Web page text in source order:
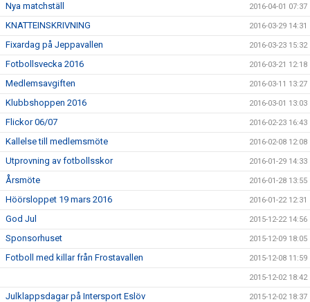
Nya matchställ 2016-04-01 07:37
KNATTEINSKRIVNING 2016-03-29 14:31
Fixardag på Jeppavallen 2016-03-23 15:32
Fotbollsvecka 2016 2016-03-21 12:18
Medlemsavgiften 2016-03-11 13:27
Klubbshoppen 2016 2016-03-01 13:03
Flickor 06/07 2016-02-23 16:43
Kallelse till medlemsmöte 2016-02-08 12:08
Utprovning av fotbollsskor 2016-01-29 14:33
Årsmöte 2016-01-28 13:55
Höörsloppet 19 mars 2016 2016-01-22 12:31
God Jul 2015-12-22 14:56
Sponsorhuset 2015-12-09 18:05
Fotboll med killar från Frostavallen 2015-12-08 11:59
2015-12-02 18:42
Julklappsdagar på Intersport Eslöv 2015-12-02 18:37